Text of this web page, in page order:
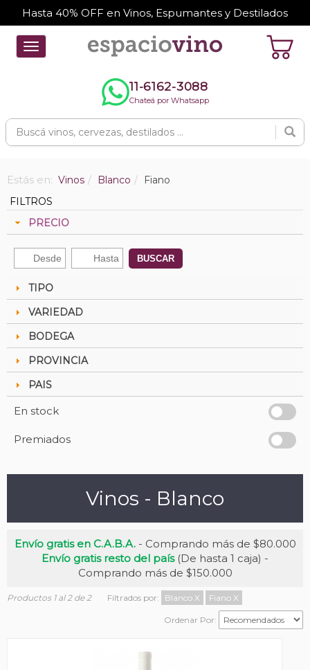
Hasta 40% OFF en Vinos, Espumantes y Destilados
Toggle
navigation
11-6162-3088
Chateá por Whatsapp
Estás en: Vinos Blanco
Fiano
FILTROS
PRECIO
BUSCAR
TIPO
VARIEDAD
BODEGA
PROVINCIA
PAIS
En stock
Premiados
Vinos - Blanco
Envío gratis en C.A.B.A.- Comprando más de $80.000
Envío gratis resto del país(De hasta 1 caja) -
Comprando más de $150.000
Productos 1 al 2 de 2 Filtrados por: Blanco X Fiano X
Ordenar Por: